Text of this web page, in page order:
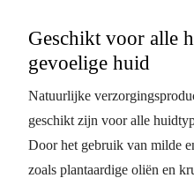
Geschikt voor alle
gevoelige huid
Natuurlijke
geschikt zijn voor alle
Door het gebruik van milde
zoals plantaardige oliën en